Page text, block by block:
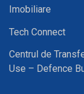
Imobiliare
Tech Connect
Centrul de
Use – Defence